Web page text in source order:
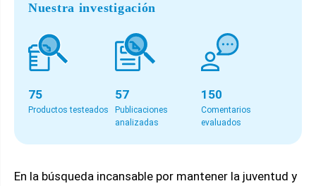
Nuestra investigación
75
Productos testeados
57
Publicaciones
analizadas
150
Comentarios
evaluados
En la búsqueda incansable por mantener la juventud y